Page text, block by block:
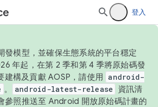
登入
發模型，並確保生態系統的平台穩定
年起，在第 2 季和第 4 季將原始碼發
建構及貢獻 AOSP，請使用 android-
。 android-latest-release
資訊清
參照推送至 Android 開放原始碼計畫的